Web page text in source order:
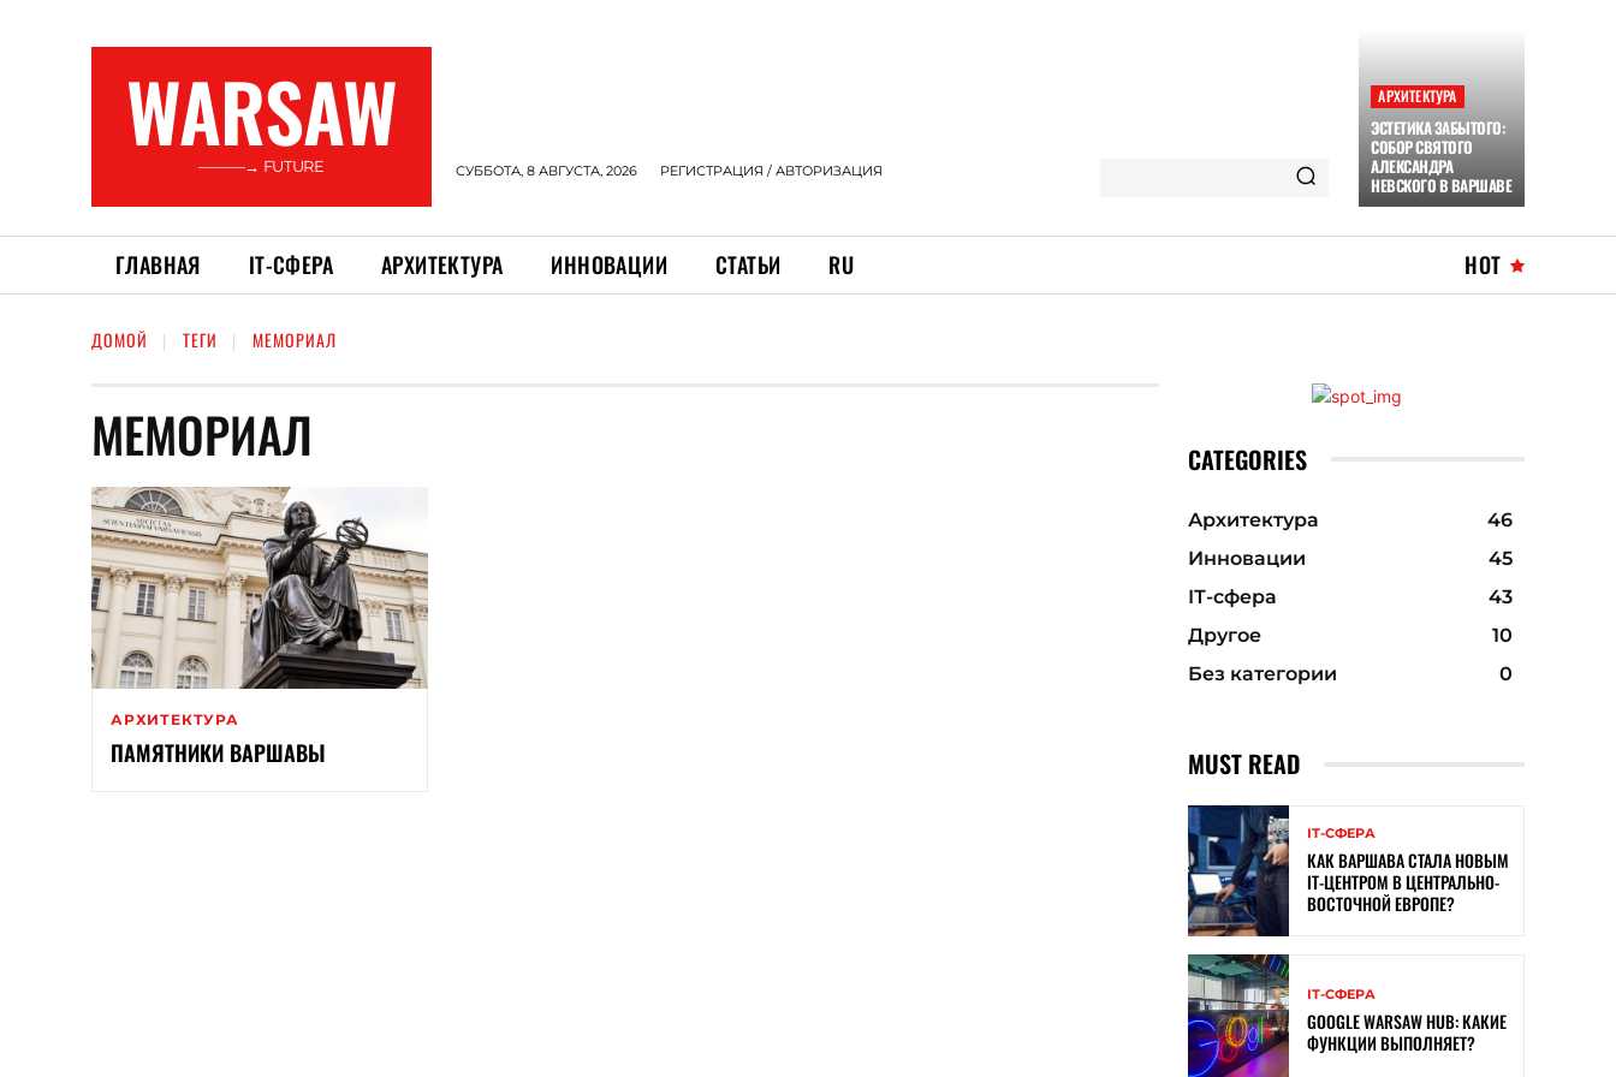
WARSAW
———→ FUTURE СУББОТА, 8 АВГУСТА, 2026 РЕГИСТРАЦИЯ / АВТОРИЗАЦИЯ
АРХИТЕКТУРА
ЭСТЕТИКА ЗАБЫТОГО:
СОБОР СВЯТОГО
АЛЕКСАНДРА
НЕВСКОГО В ВАРШАВЕ
ГЛАВНАЯ ІТ-СФЕРА АРХИТЕКТУРА ИННОВАЦИИ СТАТЬИ RU HOT
ДОМОЙ ТЕГИ МЕМОРИАЛ
МЕМОРИАЛ
АРХИТЕКТУРА
ПАМЯТНИКИ ВАРШАВЫ
CATEGORIES
Архитектура
46
Инновации
45
ІТ-сфера
43
Другое
10
Без категории
0
MUST READ
ІТ-СФЕРА
КАК ВАРШАВА СТАЛА НОВЫМ
IT-ЦЕНТРОМ В ЦЕНТРАЛЬНО-
ВОСТОЧНОЙ ЕВРОПЕ?
ІТ-СФЕРА
GOOGLE WARSAW HUB: КАКИЕ
ФУНКЦИИ ВЫПОЛНЯЕТ?